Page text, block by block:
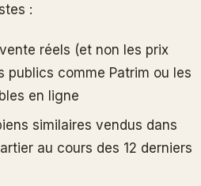
:
réels (et non les prix
publics comme Patrim ou les
en ligne
similaires vendus dans
au cours des 12 derniers